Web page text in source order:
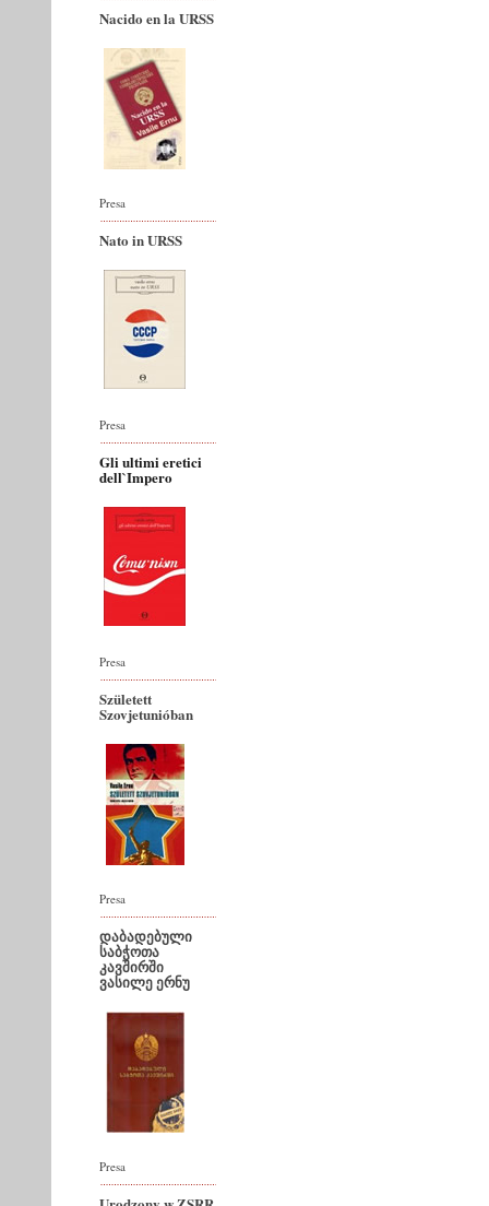
Nacido en la URSS
Presa
Nato in URSS
Presa
Gli ultimi eretici
dell`Impero
Presa
Született
Szovjetunióban
Presa
დაბადებული
საბჭოთა
კავშირში
ვასილე ერნუ
Presa